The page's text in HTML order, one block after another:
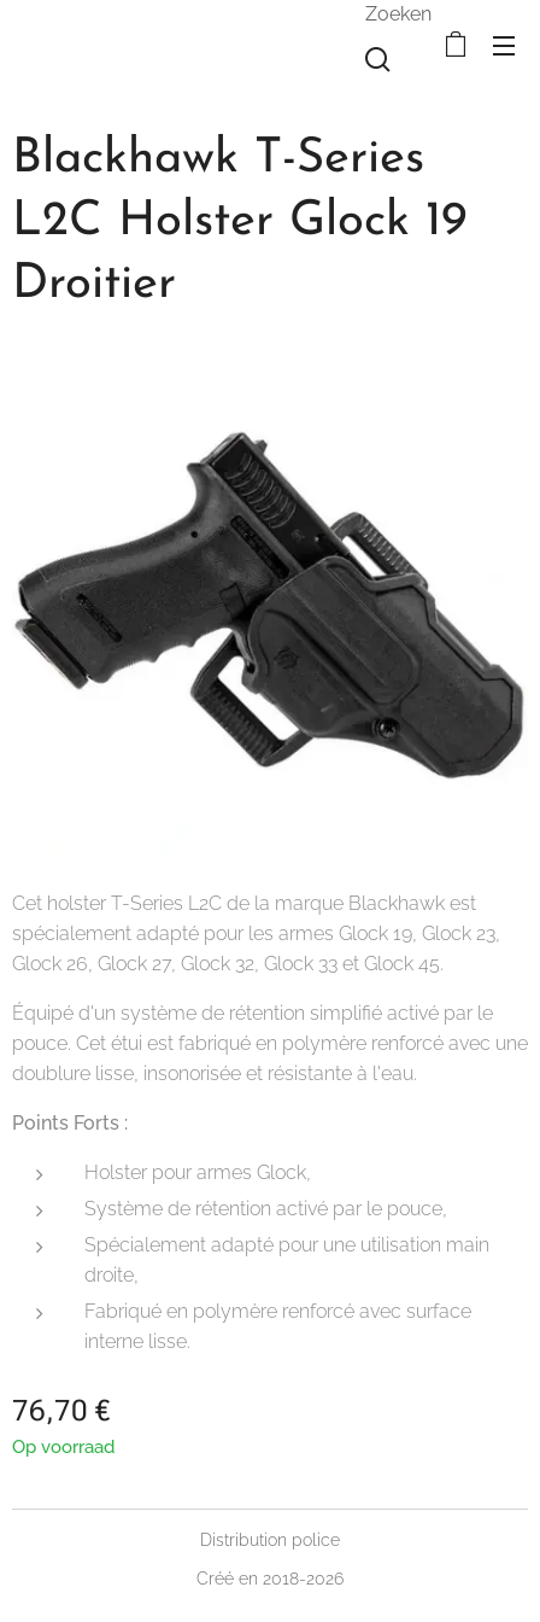
Zoeken
Blackhawk T-Series
L2C Holster Glock 19
Droitier
Cet holster T-Series L2C de la marque Blackhawk est
spécialement adapté pour les armes Glock 19, Glock 23,
Glock 26, Glock 27, Glock 32, Glock 33 et Glock 45.
Équipé d'un système de rétention simplifié activé par le
pouce. Cet étui est fabriqué en polymère renforcé avec une
doublure lisse, insonorisée et résistante à l'eau.
Points Forts :
Holster pour armes Glock,
Système de rétention activé par le pouce,
Spécialement adapté pour une utilisation main
droite,
Fabriqué en polymère renforcé avec surface
interne lisse.
76,70 €
Op voorraad
Distribution police
Créé en 2018-2026